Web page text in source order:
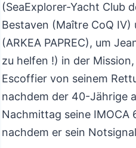
(SeaExplorer-Yacht Club
Bestaven (Maître CoQ IV)
(ARKEA PAPREC), um
zu helfen !) in der
Escoffier von seinem
nachdem der 40-Jährige
Nachmittag seine IMOCA
nachdem er sein